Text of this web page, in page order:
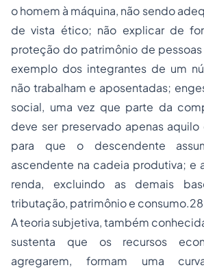
o homem à máquina, não sendo
de vista ético; não explicar de
proteção do patrimônio de
exemplo dos integrantes de um
não trabalham e aposentadas;
social, uma vez que parte da
deve ser preservado apenas
para que o descendente
ascendente na cadeia produtiva; e
renda, excluindo as demais
tributação, patrimônio e consumo.28
A teoria subjetiva, também
sustenta que os recursos
agregarem, formam uma